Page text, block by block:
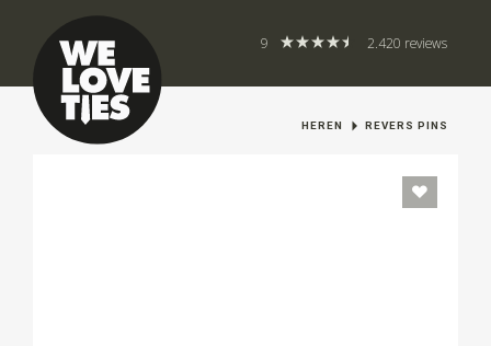
9 2.420 reviews
HEREN REVERS PINS